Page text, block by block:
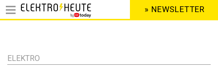
Inhalt
HEADER
MENU
» NEWSLETTER
ELEKTRO